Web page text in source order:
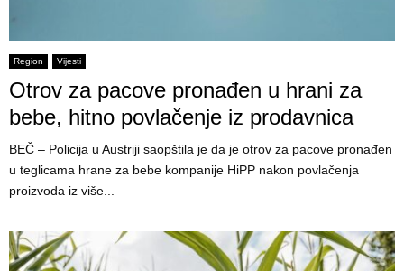
E
N
U
Region Vijesti
Otrov za pacove pronađen u hrani za
bebe, hitno povlačenje iz prodavnica
BEČ – Policija u Austriji saopštila je da je otrov za pacove pronađen
u teglicama hrane za bebe kompanije HiPP nakon povlačenja
proizvoda iz više...